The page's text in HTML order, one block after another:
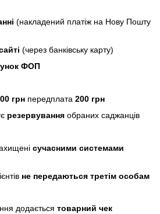
(накладений платіж на Нову Пошту
(через банківську карту)
ФОП
грн передплата 200 грн
резервування обраних саджанців
сучасними системами
не передаються третім особам
додається товарний чек